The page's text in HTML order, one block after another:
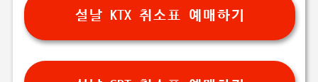
설날 KTX 취소표 예매하기